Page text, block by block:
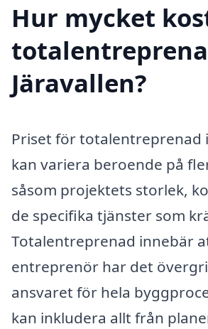
Hur mycket
Järavallen?
Priset för totalentreprenad
kan variera beroende på
såsom projektets storlek,
de specifika tjänster som
Totalentreprenad innebär
entreprenör har det
ansvaret för hela
kan inkludera allt från